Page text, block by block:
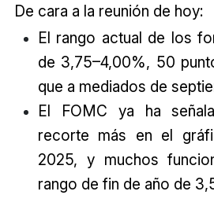
De cara a la reunión de hoy:
El rango actual de los
de 3,75–4,00%, 50
que a mediados de
El FOMC ya ha
recorte más en el
2025, y muchos
rango de fin de año de